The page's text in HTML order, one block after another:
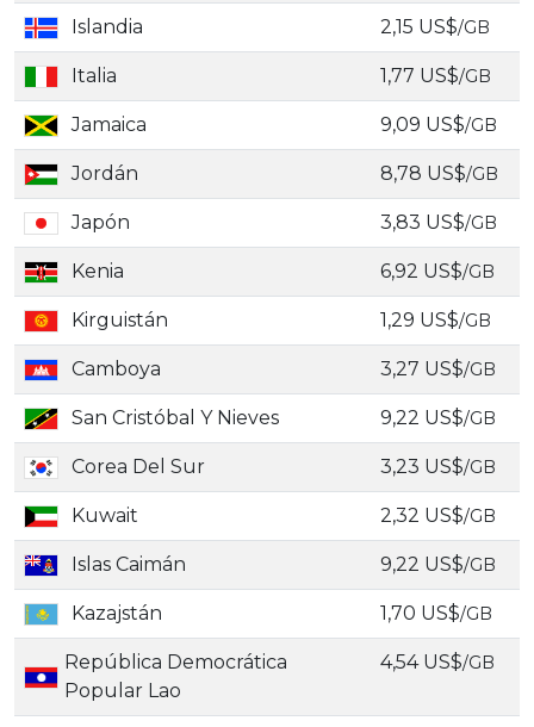
Islandia 2,15 US$/GB
Italia 1,77 US$/GB
Jamaica 9,09 US$/GB
Jordán 8,78 US$/GB
Japón 3,83 US$/GB
Kenia 6,92 US$/GB
Kirguistán 1,29 US$/GB
Camboya 3,27 US$/GB
San Cristóbal Y Nieves 9,22 US$/GB
Corea Del Sur 3,23 US$/GB
Kuwait 2,32 US$/GB
Islas Caimán 9,22 US$/GB
Kazajstán 1,70 US$/GB
República Democrática
Popular Lao
4,54 US$/GB